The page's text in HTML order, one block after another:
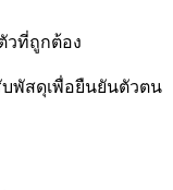
วที่ถูกต้อง
พัสดุเพื่อยืนยันตัวตน